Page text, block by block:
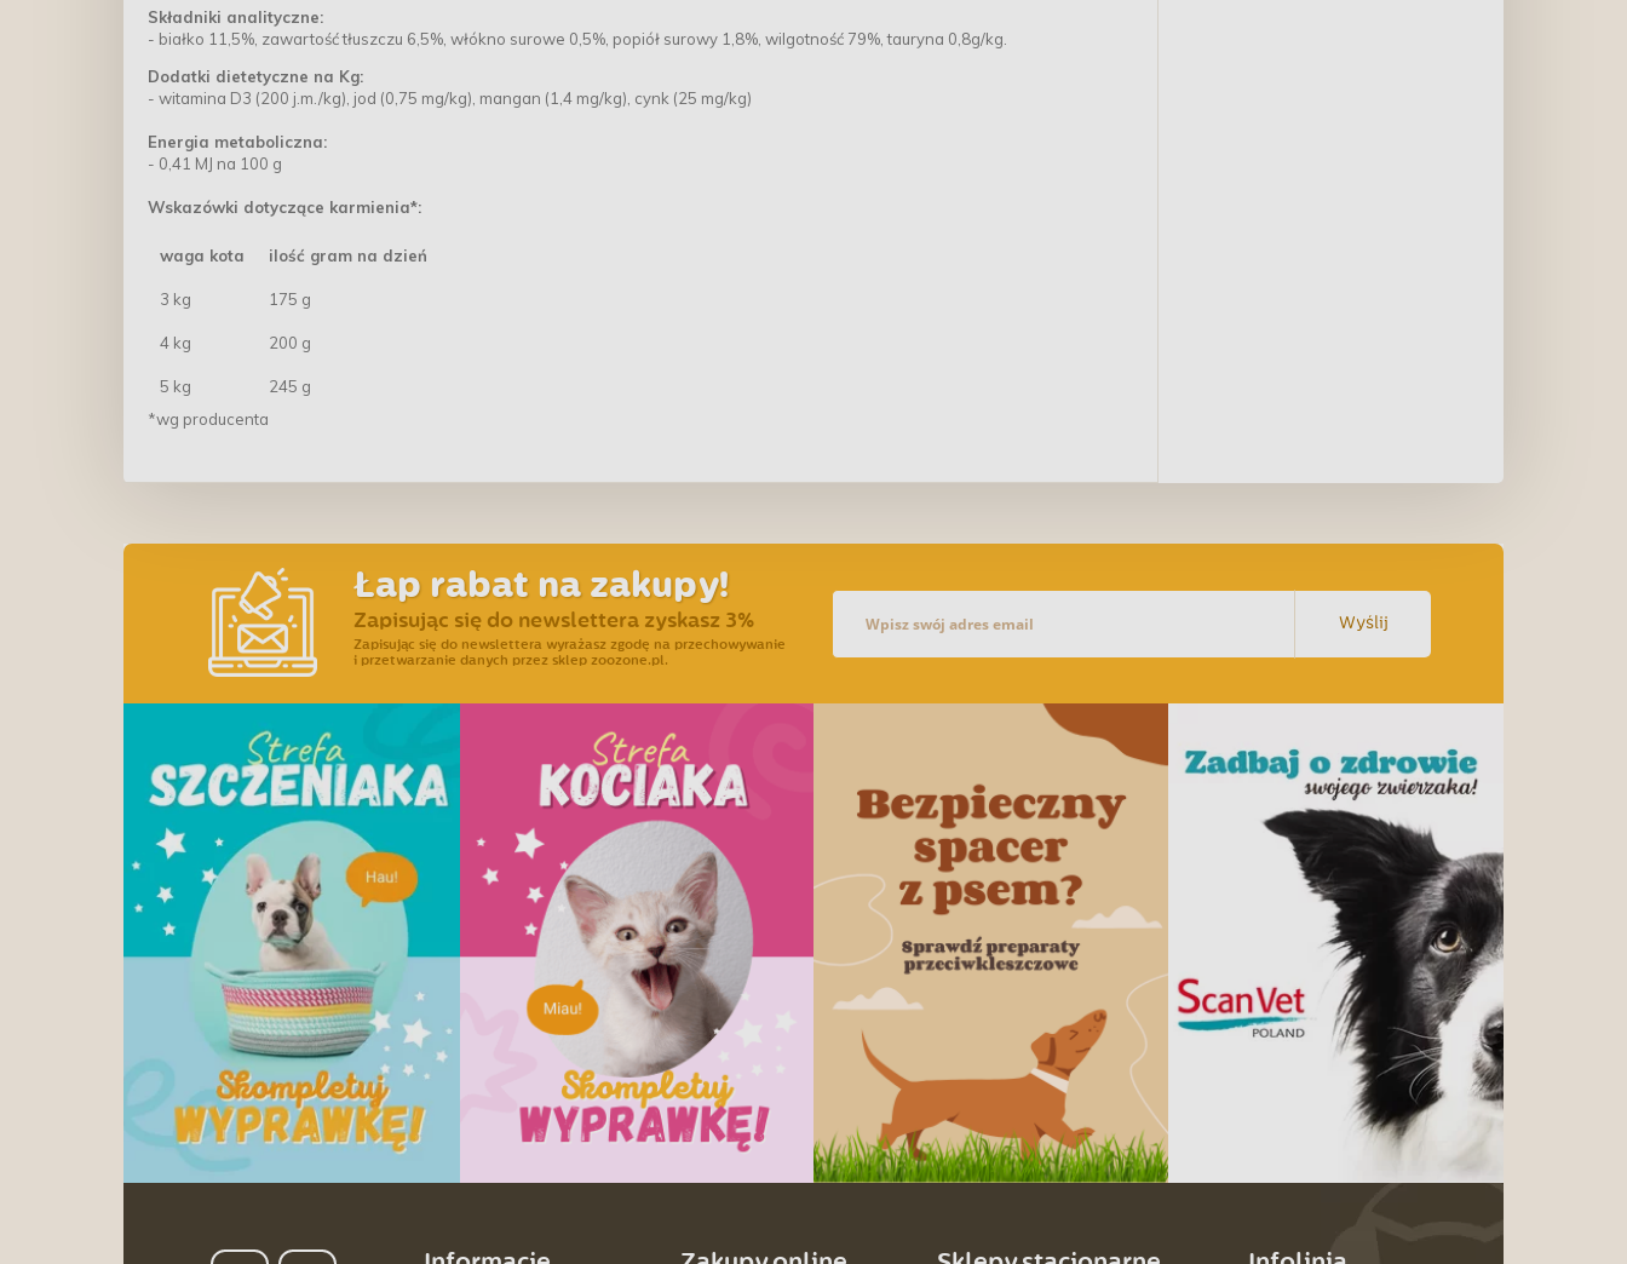
Składniki analityczne:
- białko 11,5%, zawartość tłuszczu 6,5%, włókno surowe 0,5%, popiół surowy 1,8%, wilgotność 79%, tauryna 0,8g/kg.
Dodatki dietetyczne na Kg:
- witamina D3 (200 j.m./kg), jod (0,75 mg/kg), mangan (1,4 mg/kg), cynk (25 mg/kg)
Energia metaboliczna:
- 0,41 MJ na 100 g
Wskazówki dotyczące karmienia*:
waga kota ilość gram na dzień
3 kg 175 g
4 kg 200 g
5 kg
245 g
*wg producenta
Łap rabat na zakupy!
Zapisując się do newslettera zyskasz 3%
Zapisując się do newslettera wyrażasz zgodę na przechowywanie
i przetwarzanie danych przez sklep zoozone.pl.
Wyślij